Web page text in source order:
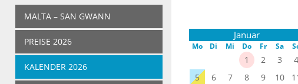
MALTA – SAN GWANN
PREISE 2026
KALENDER 2026
Januar
Mo Di Mi Do Fr Sa
1 2 3
4
5
6 7 8 9 10